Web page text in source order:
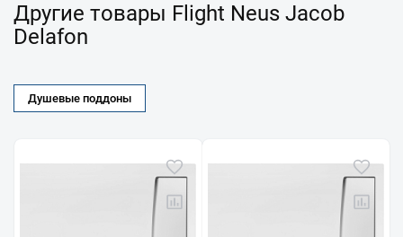
Другие товары Flight Neus Jacob
Delafon
Душевые поддоны